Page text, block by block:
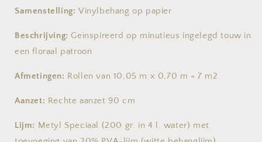
Samenstelling: Vinylbehang op papier
Beschrijving: Geïnspireerd op minutieus ingelegd touw in
een floraal patroon
Afmetingen: Rollen van 10,05 m x 0,70 m = 7 m2
Aanzet: Rechte aanzet 90 cm
Lijm: Metyl Speciaal (200 gr. in 4 l. water) met